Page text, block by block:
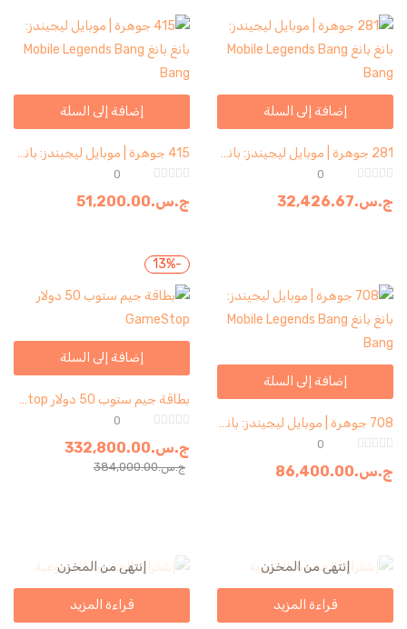
إضافة إلى السلة
281 جوهرة | موبايل ليجيندز: بانغ بانغ Mobile Legends Bang Bang
0
ج.س.32,426.67
إضافة إلى السلة
415 جوهرة | موبايل ليجيندز: بانغ بانغ Mobile Legends Bang Bang
0
ج.س.51,200.00
إضافة إلى السلة
708 جوهرة | موبايل ليجيندز: بانغ بانغ Mobile Legends Bang Bang
0
ج.س.86,400.00
-13%
إضافة إلى السلة
بطاقة جيم ستوب 50 دولار GameStop
0
ج.س.332,800.00
ج.س.384,000.00
إنتهى من المخزن
قراءة المزيد
إنتهى من المخزن
قراءة المزيد